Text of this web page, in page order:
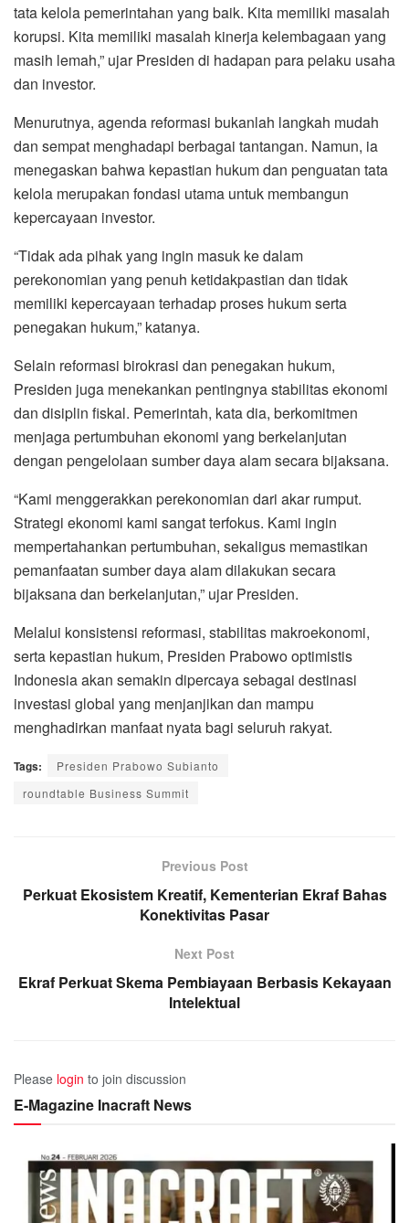
tata kelola pemerintahan yang baik. Kita memiliki masalah
korupsi. Kita memiliki masalah kinerja kelembagaan yang
masih lemah,” ujar Presiden di hadapan para pelaku usaha
dan investor.
Menurutnya, agenda reformasi bukanlah langkah mudah
dan sempat menghadapi berbagai tantangan. Namun, ia
menegaskan bahwa kepastian hukum dan penguatan tata
kelola merupakan fondasi utama untuk membangun
kepercayaan investor.
“Tidak ada pihak yang ingin masuk ke dalam
perekonomian yang penuh ketidakpastian dan tidak
memiliki kepercayaan terhadap proses hukum serta
penegakan hukum,” katanya.
Selain reformasi birokrasi dan penegakan hukum,
Presiden juga menekankan pentingnya stabilitas ekonomi
dan disiplin fiskal. Pemerintah, kata dia, berkomitmen
menjaga pertumbuhan ekonomi yang berkelanjutan
dengan pengelolaan sumber daya alam secara bijaksana.
“Kami menggerakkan perekonomian dari akar rumput.
Strategi ekonomi kami sangat terfokus. Kami ingin
mempertahankan pertumbuhan, sekaligus memastikan
pemanfaatan sumber daya alam dilakukan secara
bijaksana dan berkelanjutan,” ujar Presiden.
Melalui konsistensi reformasi, stabilitas makroekonomi,
serta kepastian hukum, Presiden Prabowo optimistis
Indonesia akan semakin dipercaya sebagai destinasi
investasi global yang menjanjikan dan mampu
menghadirkan manfaat nyata bagi seluruh rakyat.
Tags:
Presiden Prabowo Subianto
roundtable Business Summit
Previous Post
Perkuat Ekosistem Kreatif, Kementerian Ekraf Bahas
Konektivitas Pasar
Next Post
Ekraf Perkuat Skema Pembiayaan Berbasis Kekayaan
Intelektual
Please login to join discussion
E-Magazine Inacraft News